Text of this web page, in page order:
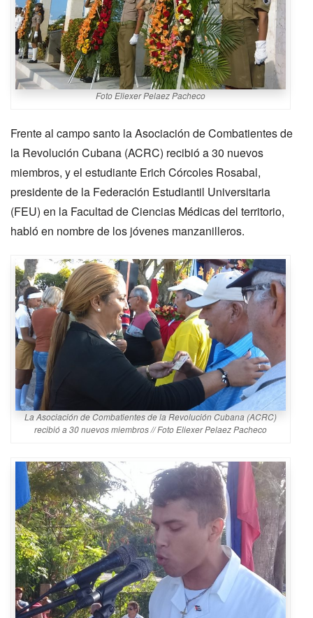
Foto Eliexer Pelaez Pacheco
Frente al campo santo la Asociación de Combatientes de
la Revolución Cubana (ACRC) recibió a 30 nuevos
miembros, y el estudiante Erich Córcoles Rosabal,
presidente de la Federación Estudiantil Universitaria
(FEU) en la Facultad de Ciencias Médicas del territorio,
habló en nombre de los jóvenes manzanilleros.
La Asociación de Combatientes de la Revolución Cubana (ACRC)
recibió a 30 nuevos miembros // Foto Eliexer Pelaez Pacheco